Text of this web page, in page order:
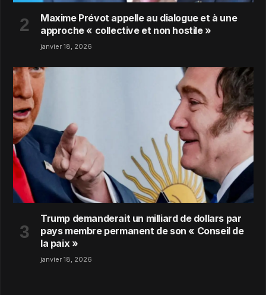
Maxime Prévot appelle au dialogue et à une
approche « collective et non hostile »
janvier 18, 2026
Trump demanderait un milliard de dollars par
pays membre permanent de son « Conseil de
la paix »
janvier 18, 2026